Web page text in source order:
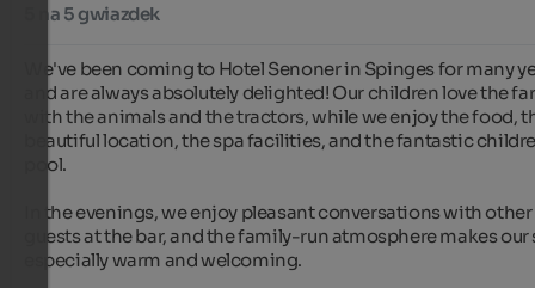
5 na 5 gwiazdek
We've been coming to Hotel Senoner in Spinges for many
and are always absolutely delighted! Our children love the
with the animals and the tractors, while we enjoy the food,
beautiful location, the spa facilities, and the fantastic
pool.
In the evenings, we enjoy pleasant conversations with other
guests at the bar, and the family-run atmosphere makes our
especially warm and welcoming.